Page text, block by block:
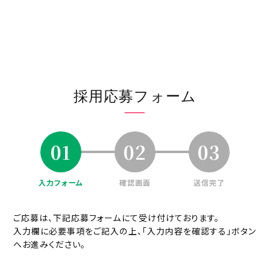
https://efila.co.jp/recruit_top/
採用応募フォーム
01
入力フォーム
02
確認画面
03
送信完了
ご応募は、下記応募フォームにて受け付けております。
入力欄に必要事項をご記入の上、「入力内容を確認する」ボタン
へお進みください。